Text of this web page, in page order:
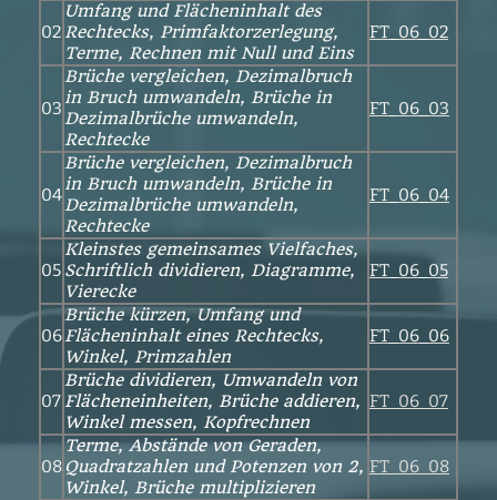
02
Umfang und Flächeninhalt des
Rechtecks, Primfaktorzerlegung,
Terme, Rechnen mit Null und Eins
FT_06_02
03
Brüche vergleichen, Dezimalbruch
in Bruch umwandeln, Brüche in
Dezimalbrüche umwandeln,
Rechtecke
FT_06_03
04
Brüche vergleichen, Dezimalbruch
in Bruch umwandeln, Brüche in
Dezimalbrüche umwandeln,
Rechtecke
FT_06_04
05
Kleinstes gemeinsames Vielfaches,
Schriftlich dividieren, Diagramme,
Vierecke
FT_06_05
06
Brüche kürzen, Umfang und
Flächeninhalt eines Rechtecks,
Winkel, Primzahlen
FT_06_06
07
Brüche dividieren, Umwandeln von
Flächeneinheiten, Brüche addieren,
Winkel messen, Kopfrechnen
FT_06_07
08
Terme, Abstände von Geraden,
Quadratzahlen und Potenzen von 2,
Winkel, Brüche multiplizieren
FT_06_08